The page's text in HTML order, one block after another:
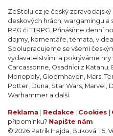
ZeStolu.cz je český
deskových hrách, wargamingu a
RPG či TTRPG. Přinášíme denní
dojmy, komentáře, témata,
Spolupracujeme se všemi
vydavatelstvími a pokrýváme hry
Carcassonne, Osadníci z
Monopoly, Gloomhaven, Mars:
Potter, Duna, Star Wars, Marvel,
Warhammer a další.
Reklama Redakce Cookies
připomínku? Napište nám
© 2026 Patrik Hajda, Buková 115,